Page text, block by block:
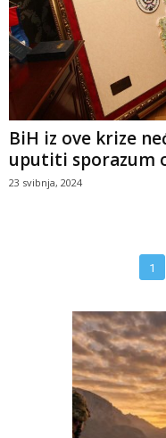
BiH iz ove krize
uputiti sporazum
23 svibnja, 2024
1